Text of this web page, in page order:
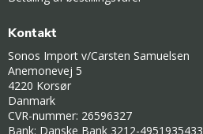
Kontakt
Sonos Import v/Carsten Samuelsen
Anemonevej 5
4220 Korsør
Danmark
CVR-nummer: 26596327
Bank: Danske Bank 3212-4951935433